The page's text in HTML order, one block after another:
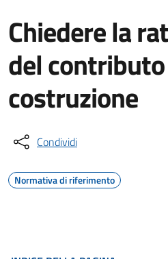
Chiedere la
del
costruzione
Condividi
Normativa di riferimento